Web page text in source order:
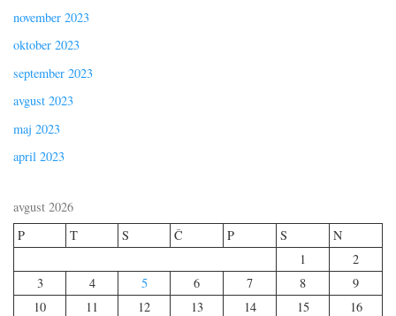
november 2023
oktober 2023
september 2023
avgust 2023
maj 2023
april 2023
avgust 2026
P
T S Č P S
N
1
2
3
4 5 6 7 8
9
10
11 12 13 14 15
16